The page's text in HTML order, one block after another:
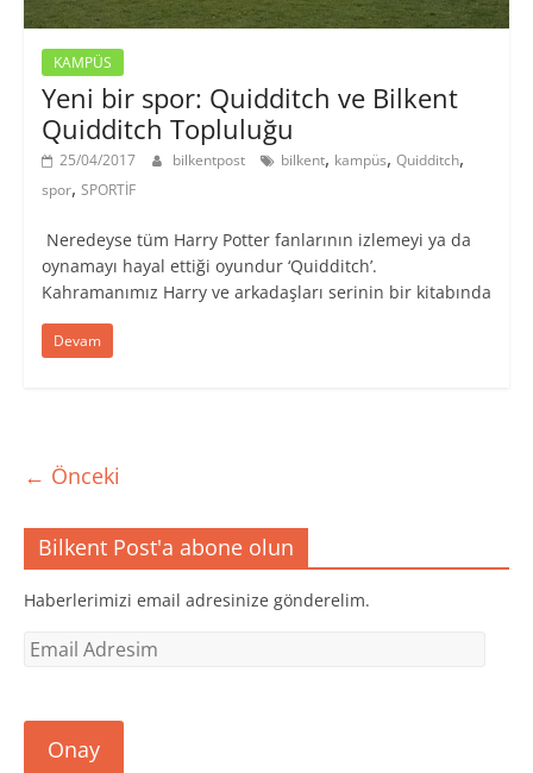
KAMPÜS
Yeni bir spor: Quidditch ve Bilkent
Quidditch Topluluğu
25/04/2017 bilkentpost bilkent, kampüs, Quidditch,
spor, SPORTİF
Neredeyse tüm Harry Potter fanlarının izlemeyi ya da
oynamayı hayal ettiği oyundur ‘Quidditch’.
Kahramanımız Harry ve arkadaşları serinin bir kitabında
Devam
← Önceki
Bilkent Post'a abone olun
Haberlerimizi email adresinize gönderelim.
Email
Onay